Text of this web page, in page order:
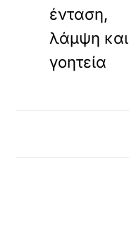
ένταση,
λάμψη και
γοητεία